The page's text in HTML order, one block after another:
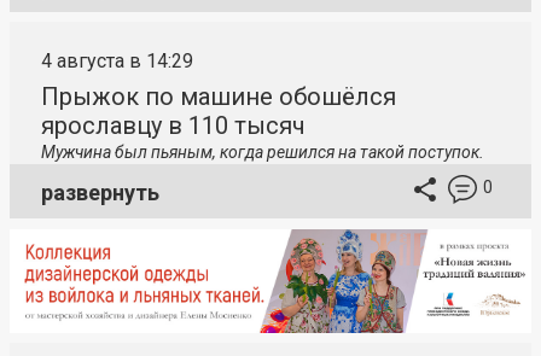
4 августа в 14:29
Прыжок по машине обошёлся
ярославцу в 110 тысяч
Мужчина был пьяным, когда решился на такой поступок.
развернуть 0